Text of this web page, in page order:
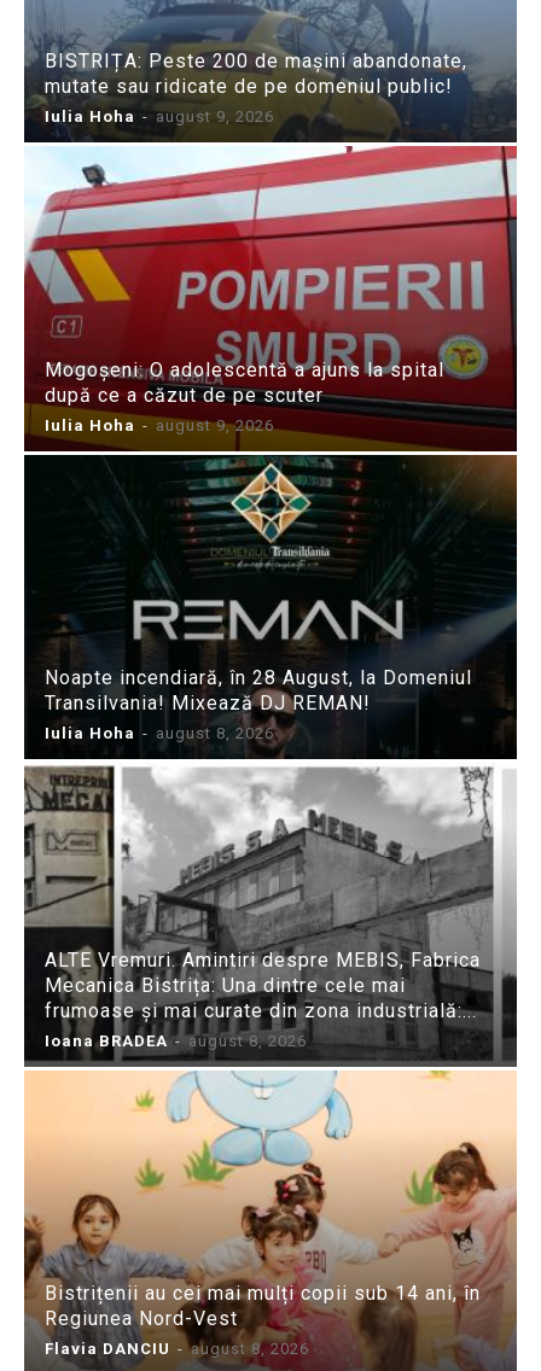
BISTRIȚA: Peste 200 de mașini abandonate,
mutate sau ridicate de pe domeniul public!
Iulia Hoha - august 9, 2026
Mogoșeni: O adolescentă a ajuns la spital
după ce a căzut de pe scuter
Iulia Hoha - august 9, 2026
Noapte incendiară, în 28 August, la Domeniul
Transilvania! Mixează DJ REMAN!
Iulia Hoha - august 8, 2026
ALTE Vremuri. Amintiri despre MEBIS, Fabrica
Mecanica Bistrița: Una dintre cele mai
frumoase și mai curate din zona industrială:...
Ioana BRADEA - august 8, 2026
Bistrițenii au cei mai mulți copii sub 14 ani, în
Regiunea Nord-Vest
Flavia DANCIU - august 8, 2026